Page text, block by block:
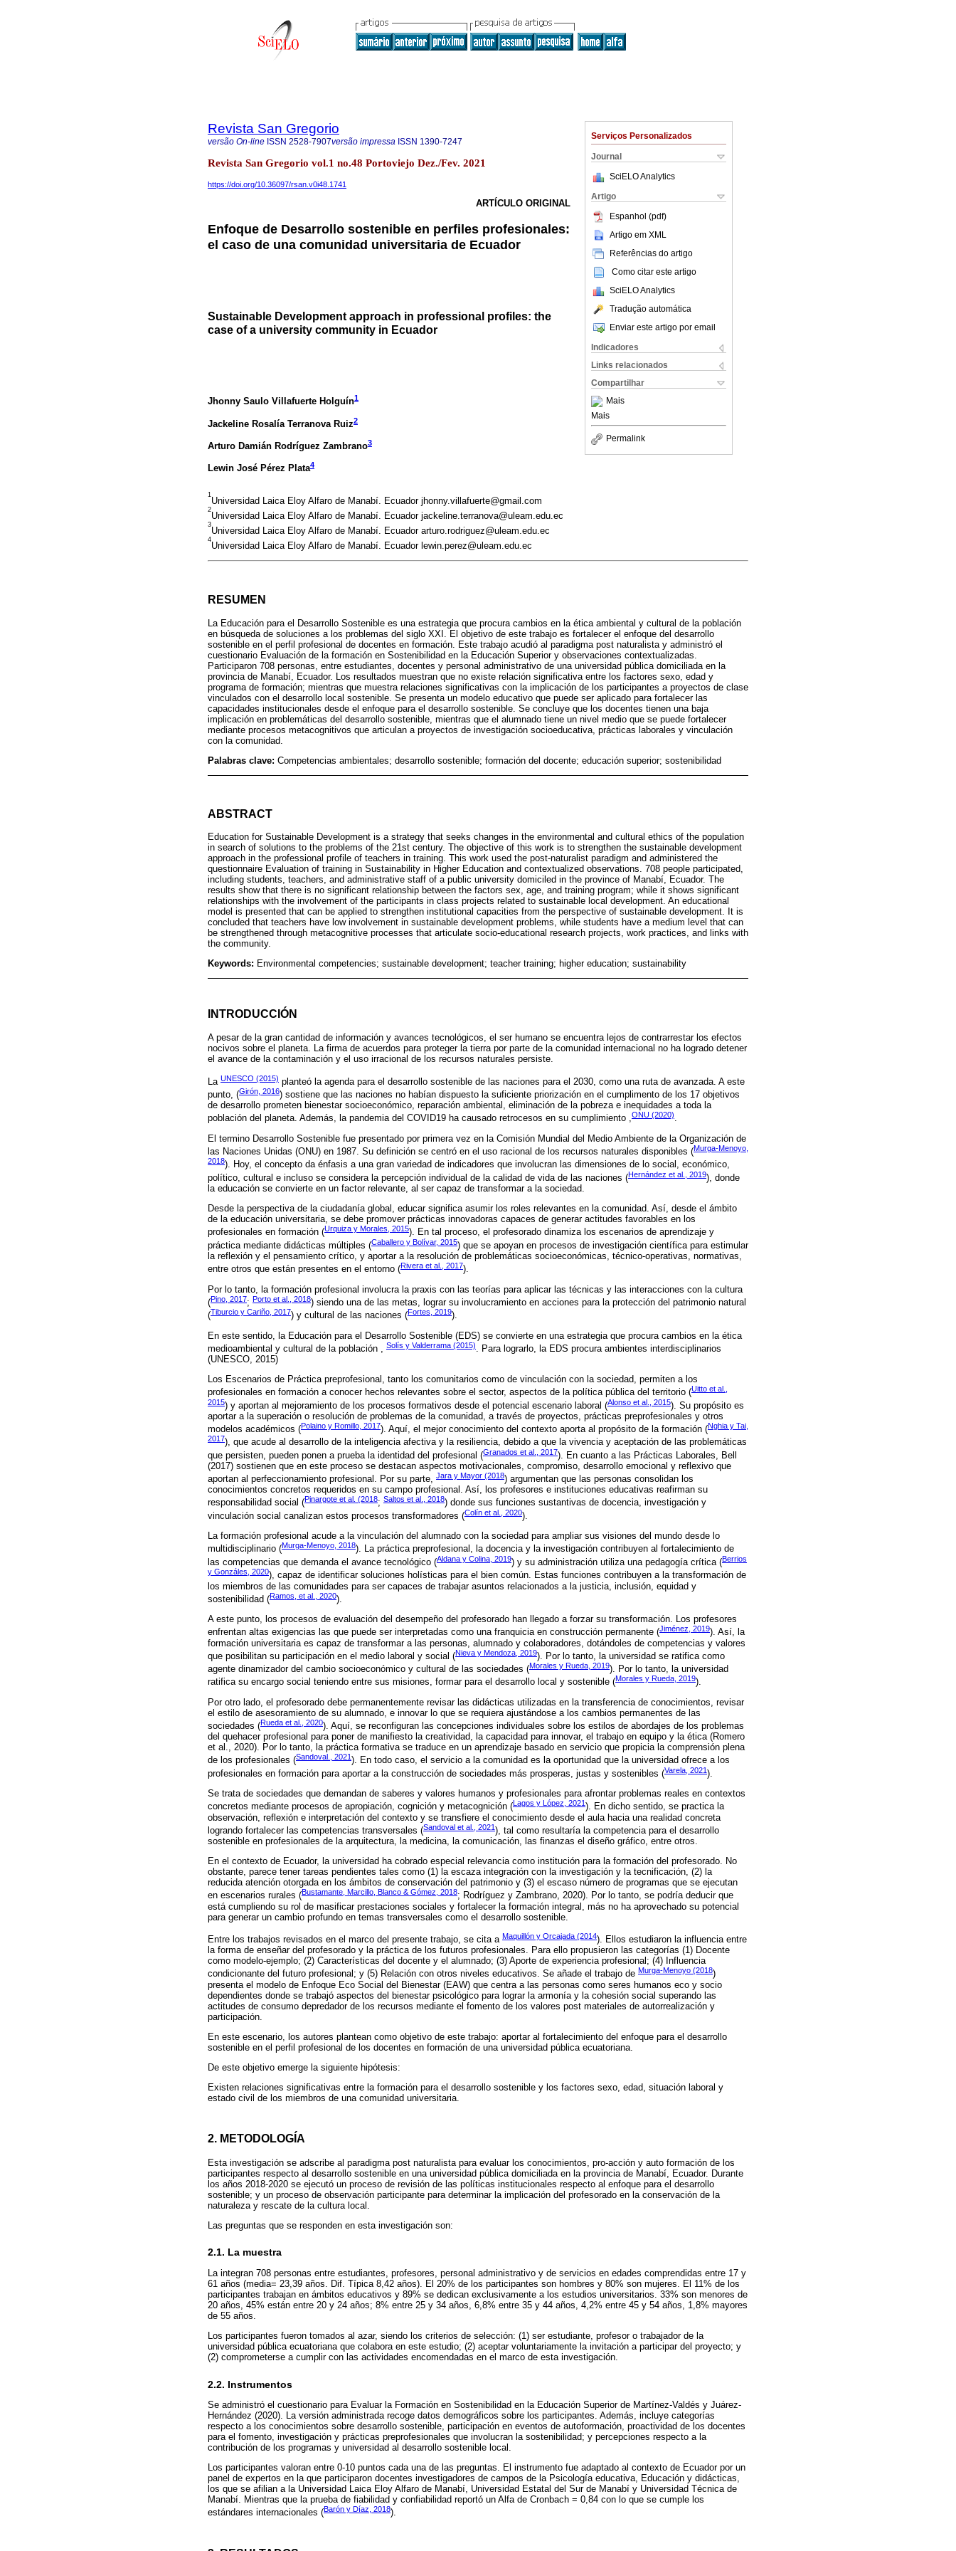
Serviços Personalizados
Journal
SciELO Analytics
Artigo
Espanhol (pdf)
Artigo em XML
Referências do artigo
Como citar este artigo
SciELO Analytics
Tradução automática
Enviar este artigo por email
Indicadores
Links relacionados
Compartilhar
Mais
Mais
Permalink
Revista San Gregorio
versão On-line ISSN 2528-7907versão impressa ISSN 1390-7247
Revista San Gregorio vol.1 no.48 Portoviejo Dez./Fev. 2021
https://doi.org/10.36097/rsan.v0i48.1741
ARTÍCULO ORIGINAL
Enfoque de Desarrollo sostenible en perfiles profesionales:
el caso de una comunidad universitaria de Ecuador
Sustainable Development approach in professional profiles: the
case of a university community in Ecuador
Jhonny Saulo Villafuerte Holguín1
Jackeline Rosalía Terranova Ruiz2
Arturo Damián Rodríguez Zambrano3
Lewin José Pérez Plata4
1
Universidad Laica Eloy Alfaro de Manabí. Ecuador jhonny.villafuerte@gmail.com
2
Universidad Laica Eloy Alfaro de Manabí. Ecuador jackeline.terranova@uleam.edu.ec
3
Universidad Laica Eloy Alfaro de Manabí. Ecuador arturo.rodriguez@uleam.edu.ec
4
Universidad Laica Eloy Alfaro de Manabí. Ecuador lewin.perez@uleam.edu.ec
RESUMEN
La Educación para el Desarrollo Sostenible es una estrategia que procura cambios en la ética ambiental y cultural de la población
en búsqueda de soluciones a los problemas del siglo XXI. El objetivo de este trabajo es fortalecer el enfoque del desarrollo
sostenible en el perfil profesional de docentes en formación. Este trabajo acudió al paradigma post naturalista y administró el
cuestionario Evaluación de la formación en Sostenibilidad en la Educación Superior y observaciones contextualizadas.
Participaron 708 personas, entre estudiantes, docentes y personal administrativo de una universidad pública domiciliada en la
provincia de Manabí, Ecuador. Los resultados muestran que no existe relación significativa entre los factores sexo, edad y
programa de formación; mientras que muestra relaciones significativas con la implicación de los participantes a proyectos de clase
vinculados con el desarrollo local sostenible. Se presenta un modelo educativo que puede ser aplicado para fortalecer las
capacidades institucionales desde el enfoque para el desarrollo sostenible. Se concluye que los docentes tienen una baja
implicación en problemáticas del desarrollo sostenible, mientras que el alumnado tiene un nivel medio que se puede fortalecer
mediante procesos metacognitivos que articulan a proyectos de investigación socioeducativa, prácticas laborales y vinculación
con la comunidad.
Palabras clave: Competencias ambientales; desarrollo sostenible; formación del docente; educación superior; sostenibilidad
ABSTRACT
Education for Sustainable Development is a strategy that seeks changes in the environmental and cultural ethics of the population
in search of solutions to the problems of the 21st century. The objective of this work is to strengthen the sustainable development
approach in the professional profile of teachers in training. This work used the post-naturalist paradigm and administered the
questionnaire Evaluation of training in Sustainability in Higher Education and contextualized observations. 708 people participated,
including students, teachers, and administrative staff of a public university domiciled in the province of Manabí, Ecuador. The
results show that there is no significant relationship between the factors sex, age, and training program; while it shows significant
relationships with the involvement of the participants in class projects related to sustainable local development. An educational
model is presented that can be applied to strengthen institutional capacities from the perspective of sustainable development. It is
concluded that teachers have low involvement in sustainable development problems, while students have a medium level that can
be strengthened through metacognitive processes that articulate socio-educational research projects, work practices, and links with
the community.
Keywords: Environmental competencies; sustainable development; teacher training; higher education; sustainability
INTRODUCCIÓN
A pesar de la gran cantidad de información y avances tecnológicos, el ser humano se encuentra lejos de contrarrestar los efectos
nocivos sobre el planeta. La firma de acuerdos para proteger la tierra por parte de la comunidad internacional no ha logrado detener
el avance de la contaminación y el uso irracional de los recursos naturales persiste.
La UNESCO (2015) planteó la agenda para el desarrollo sostenible de las naciones para el 2030, como una ruta de avanzada. A este
punto, (Girón, 2016) sostiene que las naciones no habían dispuesto la suficiente priorización en el cumplimento de los 17 objetivos
de desarrollo prometen bienestar socioeconómico, reparación ambiental, eliminación de la pobreza e inequidades a toda la
población del planeta. Además, la pandemia del COVID19 ha causado retrocesos en su cumplimiento ,ONU (2020).
El termino Desarrollo Sostenible fue presentado por primera vez en la Comisión Mundial del Medio Ambiente de la Organización de
las Naciones Unidas (ONU) en 1987. Su definición se centró en el uso racional de los recursos naturales disponibles (Murga-Menoyo,
2018). Hoy, el concepto da énfasis a una gran variedad de indicadores que involucran las dimensiones de lo social, económico,
político, cultural e incluso se considera la percepción individual de la calidad de vida de las naciones (Hernández et al., 2019), donde
la educación se convierte en un factor relevante, al ser capaz de transformar a la sociedad.
Desde la perspectiva de la ciudadanía global, educar significa asumir los roles relevantes en la comunidad. Así, desde el ámbito
de la educación universitaria, se debe promover prácticas innovadoras capaces de generar actitudes favorables en los
profesionales en formación (Urquiza y Morales, 2015). En tal proceso, el profesorado dinamiza los escenarios de aprendizaje y
práctica mediante didácticas múltiples (Caballero y Bolívar, 2015) que se apoyan en procesos de investigación científica para estimular
la reflexión y el pensamiento crítico, y aportar a la resolución de problemáticas socioeconómicas, técnico-operativas, normativas,
entre otros que están presentes en el entorno (Rivera et al., 2017).
Por lo tanto, la formación profesional involucra la praxis con las teorías para aplicar las técnicas y las interacciones con la cultura
(Pino, 2017; Porto et al., 2018) siendo una de las metas, lograr su involucramiento en acciones para la protección del patrimonio natural
(Tiburcio y Cariño, 2017) y cultural de las naciones (Fortes, 2019).
En este sentido, la Educación para el Desarrollo Sostenible (EDS) se convierte en una estrategia que procura cambios en la ética
medioambiental y cultural de la población ,
Solís y Valderrama (2015)
. Para lograrlo, la EDS procura ambientes interdisciplinarios
(UNESCO, 2015)
Los Escenarios de Práctica preprofesional, tanto los comunitarios como de vinculación con la sociedad, permiten a los
profesionales en formación a conocer hechos relevantes sobre el sector, aspectos de la política pública del territorio (Uitto et al.,
2015) y aportan al mejoramiento de los procesos formativos desde el potencial escenario laboral (Alonso et al., 2015). Su propósito es
aportar a la superación o resolución de problemas de la comunidad, a través de proyectos, prácticas preprofesionales y otros
modelos académicos (Polaino y Romillo, 2017). Aquí, el mejor conocimiento del contexto aporta al propósito de la formación (Nghia y Tai,
2017), que acude al desarrollo de la inteligencia afectiva y la resiliencia, debido a que la vivencia y aceptación de las problemáticas
que persisten, pueden ponen a prueba la identidad del profesional (Granados et al., 2017). En cuanto a las Prácticas Laborales, Bell
(2017) sostienen que en este proceso se destacan aspectos motivacionales, compromiso, desarrollo emocional y reflexivo que
aportan al perfeccionamiento profesional. Por su parte, Jara y Mayor (2018) argumentan que las personas consolidan los
conocimientos concretos requeridos en su campo profesional. Así, los profesores e instituciones educativas reafirman su
responsabilidad social (Pinargote et al. (2018; Saltos et al., 2018) donde sus funciones sustantivas de docencia, investigación y
vinculación social canalizan estos procesos transformadores (Colín et al., 2020).
La formación profesional acude a la vinculación del alumnado con la sociedad para ampliar sus visiones del mundo desde lo
multidisciplinario (Murga-Menoyo, 2018). La práctica preprofesional, la docencia y la investigación contribuyen al fortalecimiento de
las competencias que demanda el avance tecnológico (Aldana y Colina, 2019) y su administración utiliza una pedagogía crítica (Berrios
y Gonzáles, 2020), capaz de identificar soluciones holísticas para el bien común. Estas funciones contribuyen a la transformación de
los miembros de las comunidades para ser capaces de trabajar asuntos relacionados a la justicia, inclusión, equidad y
sostenibilidad (Ramos, et al., 2020).
A este punto, los procesos de evaluación del desempeño del profesorado han llegado a forzar su transformación. Los profesores
enfrentan altas exigencias las que puede ser interpretadas como una franquicia en construcción permanente (Jiménez, 2019). Así, la
formación universitaria es capaz de transformar a las personas, alumnado y colaboradores, dotándoles de competencias y valores
que posibilitan su participación en el medio laboral y social (Nieva y Mendoza, 2019). Por lo tanto, la universidad se ratifica como
agente dinamizador del cambio socioeconómico y cultural de las sociedades (Morales y Rueda, 2019). Por lo tanto, la universidad
ratifica su encargo social teniendo entre sus misiones, formar para el desarrollo local y sostenible (Morales y Rueda, 2019).
Por otro lado, el profesorado debe permanentemente revisar las didácticas utilizadas en la transferencia de conocimientos, revisar
el estilo de asesoramiento de su alumnado, e innovar lo que se requiera ajustándose a los cambios permanentes de las
sociedades (Rueda et al., 2020). Aquí, se reconfiguran las concepciones individuales sobre los estilos de abordajes de los problemas
del quehacer profesional para poner de manifiesto la creatividad, la capacidad para innovar, el trabajo en equipo y la ética (Romero
et al., 2020). Por lo tanto, la práctica formativa se traduce en un aprendizaje basado en servicio que propicia la comprensión plena
de los profesionales (Sandoval., 2021 ). En todo caso, el servicio a la comunidad es la oportunidad que la universidad ofrece a los
profesionales en formación para aportar a la construcción de sociedades más prosperas, justas y sostenibles (Varela, 2021).
Se trata de sociedades que demandan de saberes y valores humanos y profesionales para afrontar problemas reales en contextos
concretos mediante procesos de apropiación, cognición y metacognición ( Lagos y López, 2021 ). En dicho sentido, se practica la
observación, reflexión e interpretación del contexto y se transfiere el conocimiento desde el aula hacia una realidad concreta
logrando fortalecer las competencias transversales (Sandoval et al., 2021), tal como resultaría la competencia para el desarrollo
sostenible en profesionales de la arquitectura, la medicina, la comunicación, las finanzas el diseño gráfico, entre otros.
En el contexto de Ecuador, la universidad ha cobrado especial relevancia como institución para la formación del profesorado. No
obstante, parece tener tareas pendientes tales como (1) la escaza integración con la investigación y la tecnificación, (2) la
reducida atención otorgada en los ámbitos de conservación del patrimonio y (3) el escaso número de programas que se ejecutan
en escenarios rurales (Bustamante, Marcillo, Blanco & Gómez, 2018; Rodríguez y Zambrano, 2020). Por lo tanto, se podría deducir que
está cumpliendo su rol de masificar prestaciones sociales y fortalecer la formación integral, más no ha aprovechado su potencial
para generar un cambio profundo en temas transversales como el desarrollo sostenible.
Entre los trabajos revisados en el marco del presente trabajo, se cita a Maquillón y Orcajada (2014). Ellos estudiaron la influencia entre
la forma de enseñar del profesorado y la práctica de los futuros profesionales. Para ello propusieron las categorías (1) Docente
como modelo-ejemplo; (2) Características del docente y el alumnado; (3) Aporte de experiencia profesional; (4) Influencia
condicionante del futuro profesional; y (5) Relación con otros niveles educativos. Se añade el trabajo de Murga-Menoyo (2018)
presenta el modelo de Enfoque Eco Social del Bienestar (EAW) que centra a las personas como seres humanos eco y socio
dependientes donde se trabajó aspectos del bienestar psicológico para lograr la armonía y la cohesión social superando las
actitudes de consumo depredador de los recursos mediante el fomento de los valores post materiales de autorrealización y
participación.
En este escenario, los autores plantean como objetivo de este trabajo: aportar al fortalecimiento del enfoque para el desarrollo
sostenible en el perfil profesional de los docentes en formación de una universidad pública ecuatoriana.
De este objetivo emerge la siguiente hipótesis:
Existen relaciones significativas entre la formación para el desarrollo sostenible y los factores sexo, edad, situación laboral y
estado civil de los miembros de una comunidad universitaria.
2. METODOLOGÍA
Esta investigación se adscribe al paradigma post naturalista para evaluar los conocimientos, pro-acción y auto formación de los
participantes respecto al desarrollo sostenible en una universidad pública domiciliada en la provincia de Manabí, Ecuador. Durante
los años 2018-2020 se ejecutó un proceso de revisión de las políticas institucionales respecto al enfoque para el desarrollo
sostenible; y un proceso de observación participante para determinar la implicación del profesorado en la conservación de la
naturaleza y rescate de la cultura local.
Las preguntas que se responden en esta investigación son:
2.1. La muestra
La integran 708 personas entre estudiantes, profesores, personal administrativo y de servicios en edades comprendidas entre 17 y
61 años (media= 23,39 años. Dif. Típica 8,42 años). El 20% de los participantes son hombres y 80% son mujeres. El 11% de los
participantes trabajan en ámbitos educativos y 89% se dedican exclusivamente a los estudios universitarios. 33% son menores de
20 años, 45% están entre 20 y 24 años; 8% entre 25 y 34 años, 6,8% entre 35 y 44 años, 4,2% entre 45 y 54 años, 1,8% mayores
de 55 años.
Los participantes fueron tomados al azar, siendo los criterios de selección: (1) ser estudiante, profesor o trabajador de la
universidad pública ecuatoriana que colabora en este estudio; (2) aceptar voluntariamente la invitación a participar del proyecto; y
(2) comprometerse a cumplir con las actividades encomendadas en el marco de esta investigación.
2.2. Instrumentos
Se administró el cuestionario para Evaluar la Formación en Sostenibilidad en la Educación Superior de Martínez-Valdés y Juárez-
Hernández (2020). La versión administrada recoge datos demográficos sobre los participantes. Además, incluye categorías
respecto a los conocimientos sobre desarrollo sostenible, participación en eventos de autoformación, proactividad de los docentes
para el fomento, investigación y prácticas preprofesionales que involucran la sostenibilidad; y percepciones respecto a la
contribución de los programas y universidad al desarrollo sostenible local.
Los participantes valoran entre 0-10 puntos cada una de las preguntas. El instrumento fue adaptado al contexto de Ecuador por un
panel de expertos en la que participaron docentes investigadores de campos de la Psicología educativa, Educación y didácticas,
los que se afilian a la Universidad Laica Eloy Alfaro de Manabí, Universidad Estatal del Sur de Manabí y Universidad Técnica de
Manabí. Mientras que la prueba de fiabilidad y confiabilidad reportó un Alfa de Cronbach = 0,84 con lo que se cumple los
estándares internacionales (Barón y Díaz, 2018).